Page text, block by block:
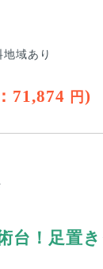
域あり
71,874 円 )
台！足置